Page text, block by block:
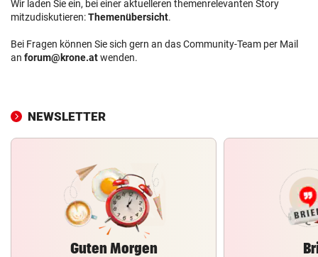
Wir laden Sie ein, bei einer aktuelleren themenrelevanten Story
mitzudiskutieren:Themenübersicht.
Bei Fragen können Sie sich gern an das Community-Team per Mail
an forum@krone.atwenden.
NEWSLETTER
Guten Morgen